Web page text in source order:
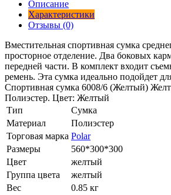
Описание
Характеристики
Отзывы (0)
Вместительная спортивная сумка
просторное отделение. Два боковых
передней части. В комплект входит
ремень. Эта сумка идеально подойдет
Спортивная сумка 6008/6 (Желтый)
Полиэстер. Цвет: Желтый
Тип
Сумка
Материал
Полиэстер
Торговая марка Polar
Размеры
560*300*300
Цвет
желтый
Группа цвета
желтый
Вес
0.85 кг